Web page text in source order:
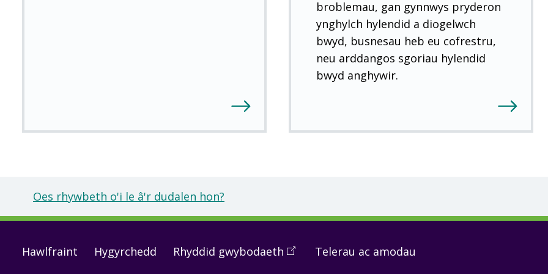
broblemau, gan gynnwys pryderon
ynghylch hylendid a diogelwch
bwyd, busnesau heb eu cofrestru,
neu arddangos sgoriau hylendid
bwyd anghywir.
Oes rhywbeth o'i le â'r dudalen hon?
Footer
Hawlfraint Hygyrchedd Rhyddid gwybodaeth (OpenTelerau ac amodau